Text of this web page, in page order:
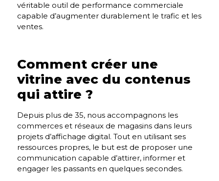
véritable outil de performance commerciale
capable d’augmenter durablement le trafic et les
ventes.
Comment créer une
vitrine avec du contenus
qui attire ?
Depuis plus de 35, nous accompagnons les
commerces et réseaux de magasins dans leurs
projets d’affichage digital. Tout en utilisant ses
ressources propres, le but est de proposer une
communication capable d’attirer, informer et
engager les passants en quelques secondes.